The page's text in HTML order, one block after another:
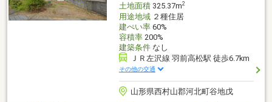
土地面積325.37m2
用途地域２種住居
建ぺい率60%
容積率200%
建築条件なし
ＪＲ左沢線 羽前高松駅 徒歩6.7km
その他の交通
山形県西村山郡河北町谷地戊